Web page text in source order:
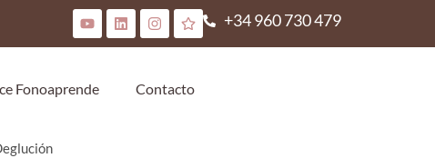
+34 960 730 479
Fonoaprende Contacto